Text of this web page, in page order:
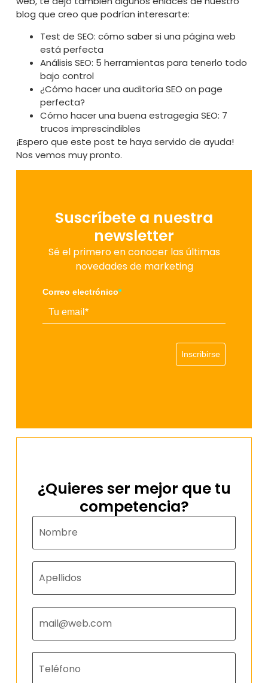
blog que creo que podrían interesarte:
Test de SEO: cómo saber si una página web
está perfecta
Análisis SEO: 5 herramientas para tenerlo todo
bajo control
¿Cómo hacer una auditoría SEO on page
perfecta?
Cómo hacer una buena estragegia SEO: 7
trucos imprescindibles
¡Espero que este post te haya servido de ayuda!
Nos vemos muy pronto.
Suscríbete a nuestra
newsletter
Sé el primero en conocer las últimas
novedades de marketing
Correo electrónico*
Inscribirse
¿Quieres ser mejor que tu
competencia?